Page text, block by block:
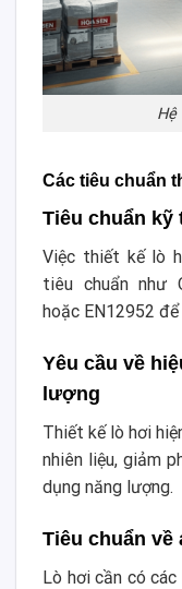
Hệ
Các tiêu chuẩn
Tiêu chuẩn kỹ
Việc thiết kế lò
tiêu chuẩn như
hoặc EN12952
Yêu cầu về
lượng
Thiết kế lò hơi
nhiên liệu, giảm
dụng năng lượng.
Tiêu chuẩn về
Lò hơi cần có